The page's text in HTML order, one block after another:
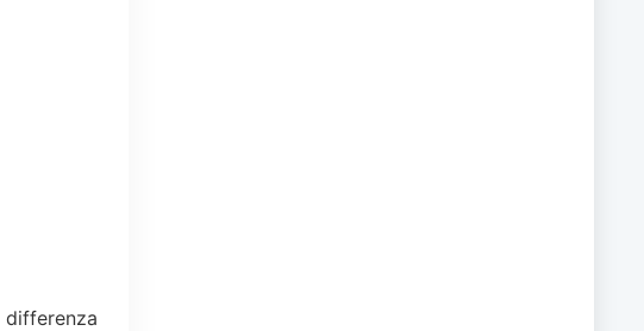
differenza